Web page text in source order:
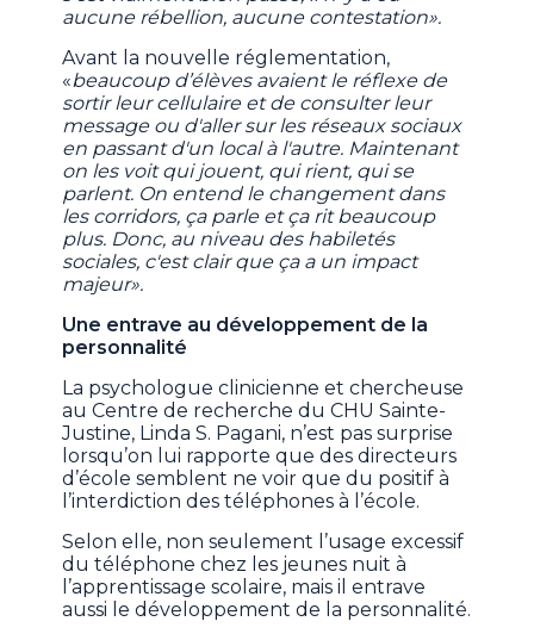
aucune rébellion, aucune contestation».
Avant la nouvelle réglementation,
«beaucoup d’élèves avaient le réflexe de
sortir leur cellulaire et de consulter leur
message ou d'aller sur les réseaux sociaux
en passant d'un local à l'autre. Maintenant
on les voit qui jouent, qui rient, qui se
parlent. On entend le changement dans
les corridors, ça parle et ça rit beaucoup
plus. Donc, au niveau des habiletés
sociales, c'est clair que ça a un impact
majeur».
Une entrave au développement de la
personnalité
La psychologue clinicienne et chercheuse
au Centre de recherche du CHU Sainte-
Justine, Linda S. Pagani, n’est pas surprise
lorsqu’on lui rapporte que des directeurs
d’école semblent ne voir que du positif à
l’interdiction des téléphones à l’école.
Selon elle, non seulement l’usage excessif
du téléphone chez les jeunes nuit à
l’apprentissage scolaire, mais il entrave
aussi le développement de la personnalité.